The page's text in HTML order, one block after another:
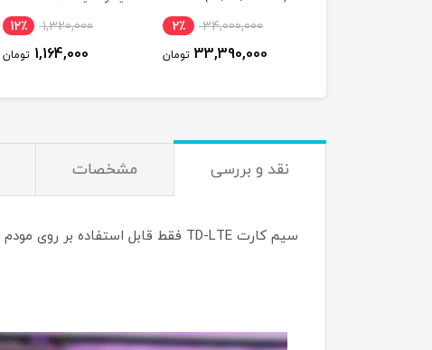
1,320,000 12٪
1,164,000 تومان
2,000,000 10٪
1,800,000 تومان
نقد و بررسی مشخصات
سیم کارت TD-LTE فقط قابل استفاده بر روی مودم های TD-LTE میباشند و امکان استفاده بر روی موبایل و مودم های فاقد پشتیبانی TD-LTE را ندارند.